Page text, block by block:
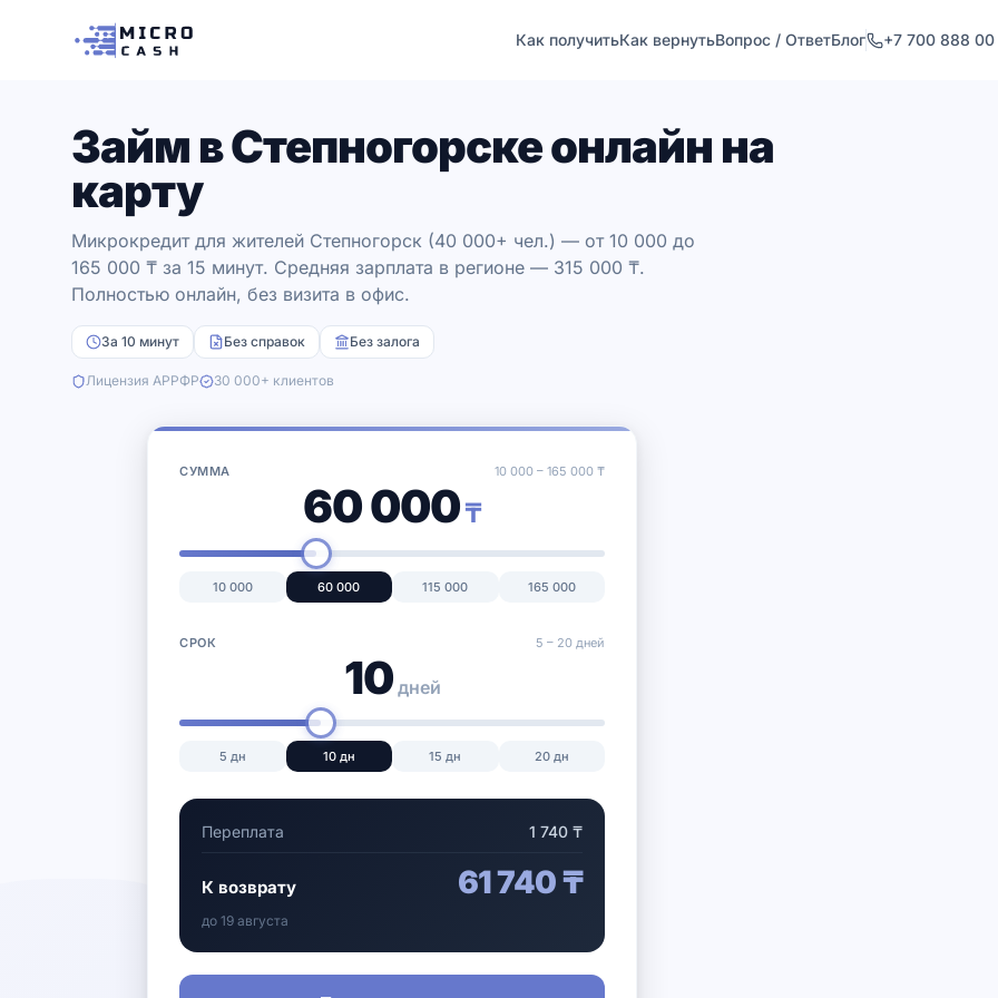
Как получитьКак вернутьВопрос / ОтветБлог +7 700 888
Займ в Степногорске онлайн на
карту
Микрокредит для жителей Степногорск (40 000+ чел.) — от 10 000 до
165 000 ₸ за 15 минут. Средняя зарплата в регионе — 315 000 ₸.
Полностью онлайн, без визита в офис.
За 10 минут Без справок Без залога
Лицензия АРРФР 30 000+ клиентов
СУММА 10 000 – 165 000 ₸
60 000₸
10 000 60 000 115 000 165 000
СРОК 5 – 20 дней
10 дней
5 дн 10 дн 15 дн 20 дн
Переплата 1 740 ₸
К возврату 61 740₸
до 19 августа